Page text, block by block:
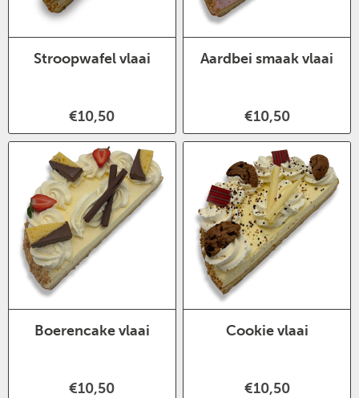
Stroopwafel vlaai
€10,50
Aardbei smaak vlaai
€10,50
Boerencake vlaai
€10,50
Cookie vlaai
€10,50